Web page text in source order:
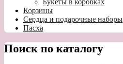
Корзины
Сердца и подарочные наборы
Пасха
Поиск по каталогу